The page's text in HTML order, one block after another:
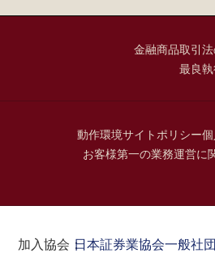
金融商品取引
最良
動作環境サイトポリシー
お客様第一の業務運営に
加入協会：日本証券業協会一般社